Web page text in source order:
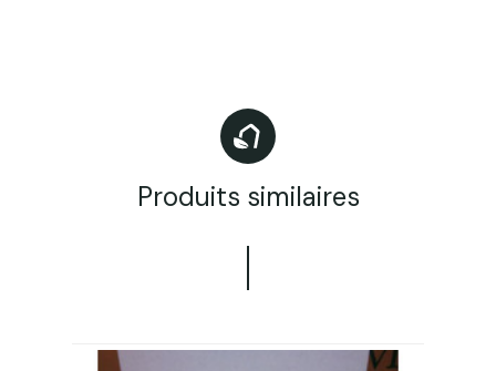
Produits similaires